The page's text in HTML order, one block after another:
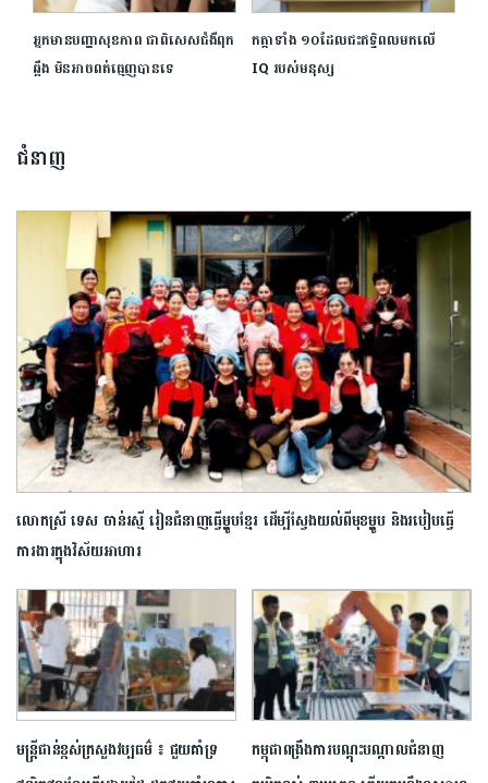
អ្នកមានបញ្ហាសុខភាព ជាពិសេសជំងឺពុក
ឆ្អឹង មិនអាចពត់ធ្មេញបានទេ
កត្តាទាំង ១០ដែលជះឥទ្ធិពលមកលើ
IQ របស់មនុស្ស
ជំនាញ
លោកស្រី ទេស ចាន់រស្មី រៀន​ជំនាញ​ធ្វើម្ហូប​ខ្មែរ ដើម្បី​ស្វែង​យល់​ពីមុខ​ម្ហូប​ និង​របៀប​ធ្វើ
ការងារ​ក្នុង​វិស័យ​អាហារ
មន្រ្តីជាន់ខ្ពស់ក្រសួងវប្បធម៌ ៖ ជួយគាំទ្រ
កម្ពុជាពង្រឹងការបណ្តុះបណ្តាលជំនាញ